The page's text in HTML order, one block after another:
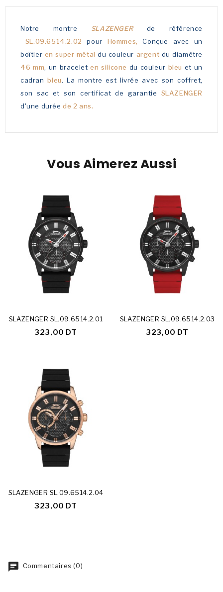
Notre montre SLAZENGER de référence
SL.09.6514.2.02
pour Hommes,Conçue avec un
boîtier en super métaldu couleur argent du diamètre
46 mm, un braceleten silicone du couleur bleu et un
cadran bleu. La montre est livrée avec son coffret,
son sac et son certificat de garantie SLAZENGER
d'une duréede 2 ans.
Vous Aimerez Aussi
SLAZENGER SL.09.6514.2.01
323,00 DT
SLAZENGER SL.09.6514.2.03
323,00 DT
SLAZENGER SL.09.6514.2.04
323,00 DT
Commentaires (0)